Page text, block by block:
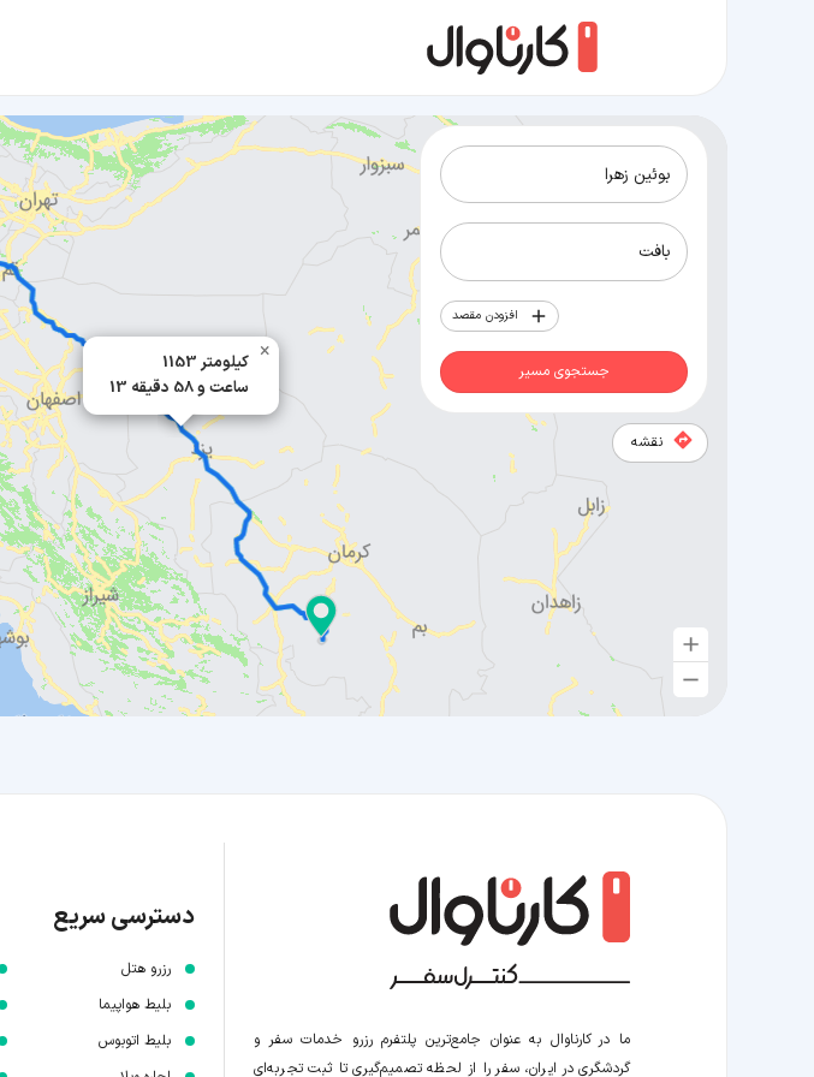
1153 کیلومتر
13 ساعت و 58 دقیقه
×
افزودن مقصد
جستجوی مسیر
نقشه
ما در کارناوال به عنوان جامع‌ترین پلتفرم رزرو خدمات سفر و
گردشگری در ایران، سفر را از لحظه‌ تصمیم‌گیری تا ثبت تجربه‌ای
دسترسی سریع
رزرو هتل
بلیط هواپیما
بلیط اتوبوس